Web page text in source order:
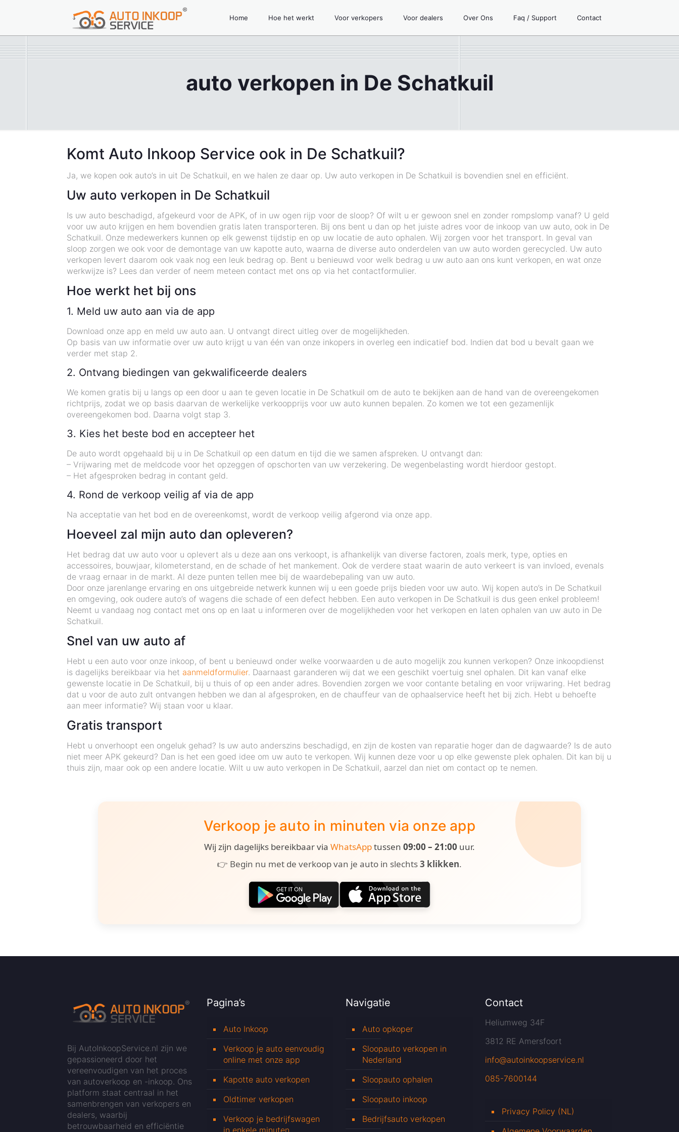
Home Hoe het werkt Voor verkopers Voor dealers Over Ons Faq / Support Contact
auto verkopen in De Schatkuil
Komt Auto Inkoop Service ook in De Schatkuil?
Ja, we kopen ook auto’s in uit De Schatkuil, en we halen ze daar op. Uw auto verkopen in De Schatkuil is bovendien snel en efficiënt.
Uw auto verkopen in De Schatkuil
Is uw auto beschadigd, afgekeurd voor de APK, of in uw ogen rijp voor de sloop? Of wilt u er gewoon snel en zonder rompslomp vanaf? U geld
voor uw auto krijgen en hem bovendien gratis laten transporteren. Bij ons bent u dan op het juiste adres voor de inkoop van uw auto, ook in De
Schatkuil. Onze medewerkers kunnen op elk gewenst tijdstip en op uw locatie de auto ophalen. Wij zorgen voor het transport. In geval van
sloop zorgen we ook voor de demontage van uw kapotte auto, waarna de diverse auto onderdelen van uw auto worden gerecycled. Uw auto
verkopen levert daarom ook vaak nog een leuk bedrag op. Bent u benieuwd voor welk bedrag u uw auto aan ons kunt verkopen, en wat onze
werkwijze is? Lees dan verder of neem meteen contact met ons op via het contactformulier.
Hoe werkt het bij ons
1. Meld uw auto aan via de app
Download onze app en meld uw auto aan. U ontvangt direct uitleg over de mogelijkheden.
Op basis van uw informatie over uw auto krijgt u van één van onze inkopers in overleg een indicatief bod. Indien dat bod u bevalt gaan we
verder met stap 2.
2. Ontvang biedingen van gekwalificeerde dealers
We komen gratis bij u langs op een door u aan te geven locatie in De Schatkuil om de auto te bekijken aan de hand van de overeengekomen
richtprijs, zodat we op basis daarvan de werkelijke verkoopprijs voor uw auto kunnen bepalen. Zo komen we tot een gezamenlijk
overeengekomen bod. Daarna volgt stap 3.
3. Kies het beste bod en accepteer het
De auto wordt opgehaald bij u in De Schatkuil op een datum en tijd die we samen afspreken. U ontvangt dan:
– Vrijwaring met de meldcode voor het opzeggen of opschorten van uw verzekering. De wegenbelasting wordt hierdoor gestopt.
– Het afgesproken bedrag in contant geld.
4. Rond de verkoop veilig af via de app
Na acceptatie van het bod en de overeenkomst, wordt de verkoop veilig afgerond via onze app.
Hoeveel zal mijn auto dan opleveren?
Het bedrag dat uw auto voor u oplevert als u deze aan ons verkoopt, is afhankelijk van diverse factoren, zoals merk, type, opties en
accessoires, bouwjaar, kilometerstand, en de schade of het mankement. Ook de verdere staat waarin de auto verkeert is van invloed, evenals
de vraag ernaar in de markt. Al deze punten tellen mee bij de waardebepaling van uw auto.
Door onze jarenlange ervaring en ons uitgebreide netwerk kunnen wij u een goede prijs bieden voor uw auto. Wij kopen auto’s in De Schatkuil
en omgeving, ook oudere auto’s of wagens die schade of een defect hebben. Een auto verkopen in De Schatkuil is dus geen enkel probleem!
Neemt u vandaag nog contact met ons op en laat u informeren over de mogelijkheden voor het verkopen en laten ophalen van uw auto in De
Schatkuil.
Snel van uw auto af
Hebt u een auto voor onze inkoop, of bent u benieuwd onder welke voorwaarden u de auto mogelijk zou kunnen verkopen? Onze inkoopdienst
is dagelijks bereikbaar via het aanmeldformulier. Daarnaast garanderen wij dat we een geschikt voertuig snel ophalen. Dit kan vanaf elke
gewenste locatie in De Schatkuil, bij u thuis of op een ander adres. Bovendien zorgen we voor contante betaling en voor vrijwaring. Het bedrag
dat u voor de auto zult ontvangen hebben we dan al afgesproken, en de chauffeur van de ophaalservice heeft het bij zich. Hebt u behoefte
aan meer informatie? Wij staan voor u klaar.
Gratis transport
Hebt u onverhoopt een ongeluk gehad? Is uw auto anderszins beschadigd, en zijn de kosten van reparatie hoger dan de dagwaarde? Is de auto
niet meer APK gekeurd? Dan is het een goed idee om uw auto te verkopen. Wij kunnen deze voor u op elke gewenste plek ophalen. Dit kan bij u
thuis zijn, maar ook op een andere locatie. Wilt u uw auto verkopen in De Schatkuil, aarzel dan niet om contact op te nemen.
Verkoop je auto in minuten via onze app
Wij zijn dagelijks bereikbaar via WhatsApptussen 09:00 – 21:00 uur.
👉 Begin nu met de verkoop van je auto in slechts3 klikken.
Bij AutoInkoopService.nl zijn we
gepassioneerd door het
vereenvoudigen van het proces
van autoverkoop en -inkoop. Ons
platform staat centraal in het
samenbrengen van verkopers en
dealers, waarbij
betrouwbaarheid en efficiëntie
Pagina’s
Auto Inkoop
Verkoop je auto eenvoudig
online met onze app
Kapotte auto verkopen
Oldtimer verkopen
Verkoop je bedrijfswagen
Navigatie
Auto opkoper
Sloopauto verkopen in
Nederland
Sloopauto ophalen
Sloopauto inkoop
Bedrijfsauto verkopen
Contact
Heliumweg 34F
3812 RE Amersfoort
info@autoinkoopservice.nl
085-7600144
Privacy Policy (NL)